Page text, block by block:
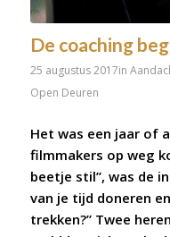
De coaching
25 augustus 2017in
Open Deuren
Het was een jaar of
filmmakers op weg
beetje stil”, was de
van je tijd doneren
trekken?” Twee